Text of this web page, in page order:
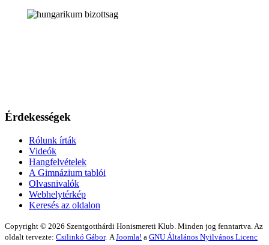
Érdekességek
Rólunk írták
Videók
Hangfelvételek
A Gimnázium tablói
Olvasnivalók
Webhelytérkép
Keresés az oldalon
Copyright © 2026 Szentgotthárdi Honismereti Klub. Minden jog fenntartva. Az
oldalt tervezte: Csilinkó Gábor. A Joomla! a GNU Általános Nyilvános Licenc